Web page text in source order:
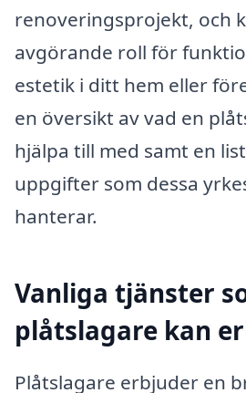
renoveringsprojekt, och
avgörande roll för
estetik i ditt hem eller
en översikt av vad en
hjälpa till med samt en
uppgifter som dessa
hanterar.
Vanliga tjänster
plåtslagare kan
Plåtslagare erbjuder en